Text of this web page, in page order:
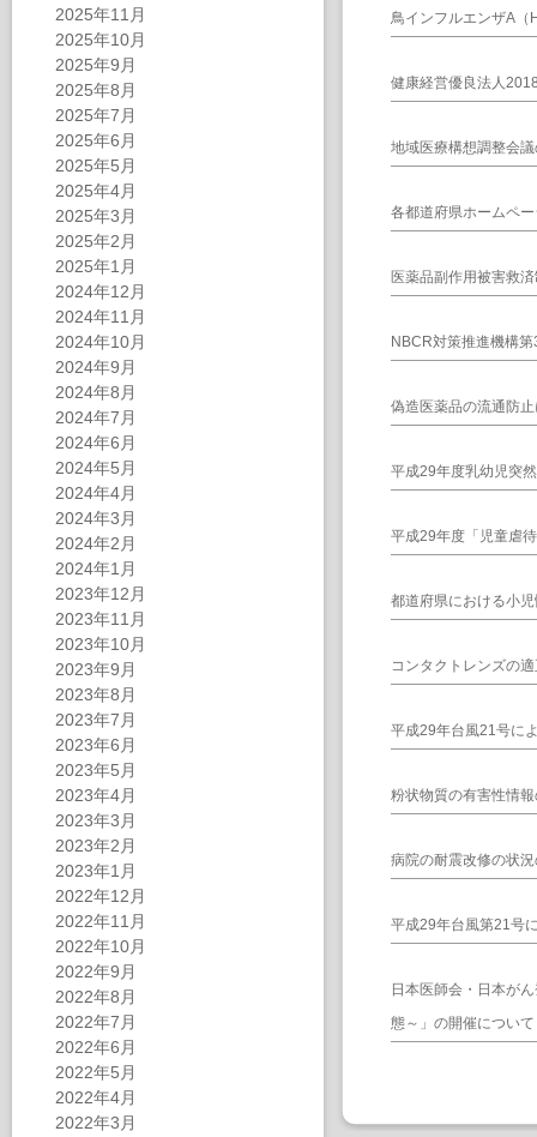
2025年11月
2025年10月
2025年9月
2025年8月
2025年7月
2025年6月
2025年5月
2025年4月
2025年3月
2025年2月
2025年1月
2024年12月
2024年11月
2024年10月
2024年9月
2024年8月
2024年7月
2024年6月
2024年5月
2024年4月
2024年3月
2024年2月
2024年1月
2023年12月
2023年11月
2023年10月
2023年9月
2023年8月
2023年7月
2023年6月
2023年5月
2023年4月
2023年3月
2023年2月
2023年1月
2022年12月
2022年11月
2022年10月
2022年9月
2022年8月
2022年7月
2022年6月
2022年5月
2022年4月
2022年3月
鳥インフルエンザA（
健康経営優良法人
地域医療構想調整会
各都道府県ホームペ
医薬品副作用被害救
NBCR対策推進機構
偽造医薬品の流通防
平成29年度乳幼児突
平成29年度「児童虐
都道府県における小
コンタクトレンズの
平成29年台風21号に
粉状物質の有害性情
病院の耐震改修の状
平成29年台風第21号
日本医師会・日本が
態～」の開催について